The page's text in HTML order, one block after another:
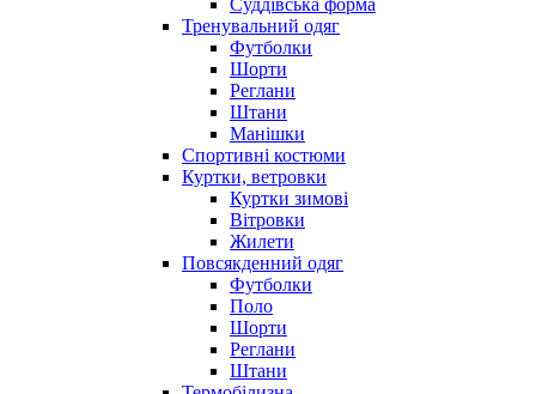
Суддівська форма
Тренувальний одяг
Футболки
Шорти
Реглани
Штани
Манішки
Спортивні костюми
Куртки, ветровки
Куртки зимові
Вітровки
Жилети
Повсякденний одяг
Футболки
Поло
Шорти
Реглани
Штани